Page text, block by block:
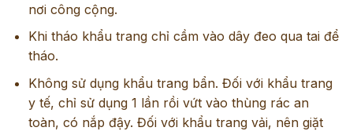
nơi công cộng.
Khi tháo khẩu trang chỉ cầm vào dây đeo qua tai để
tháo.
Không sử dụng khẩu trang bẩn. Đối với khẩu trang
y tế, chỉ sử dụng 1 lần rồi vứt vào thùng rác an
toàn, có nắp đậy. Đối với khẩu trang vải, nên giặt